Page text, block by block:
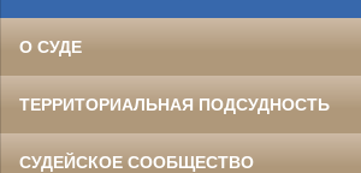
О СУДЕ
ТЕРРИТОРИАЛЬНАЯ ПОДСУДНОСТЬ
СУДЕЙСКОЕ СООБЩЕСТВО